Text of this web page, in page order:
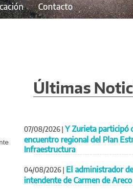
Contacto
Últimas
07/08/2026 | Y Zurieta participó
encuentro regional del Plan
Infraestructura
04/08/2026 | El administrador
intendente de Carmen de Areco